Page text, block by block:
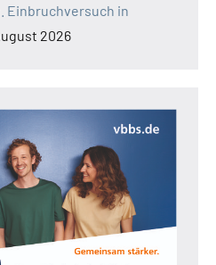
Einbruchversuch in
2026